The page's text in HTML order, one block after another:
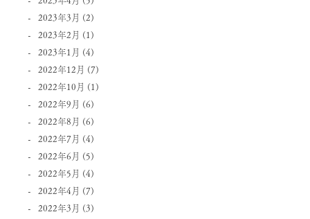
2023年3月 (2)
2023年2月 (1)
2023年1月 (4)
2022年12月 (7)
2022年10月 (1)
2022年9月 (6)
2022年8月 (6)
2022年7月 (4)
2022年6月 (5)
2022年5月 (4)
2022年4月 (7)
2022年3月 (3)